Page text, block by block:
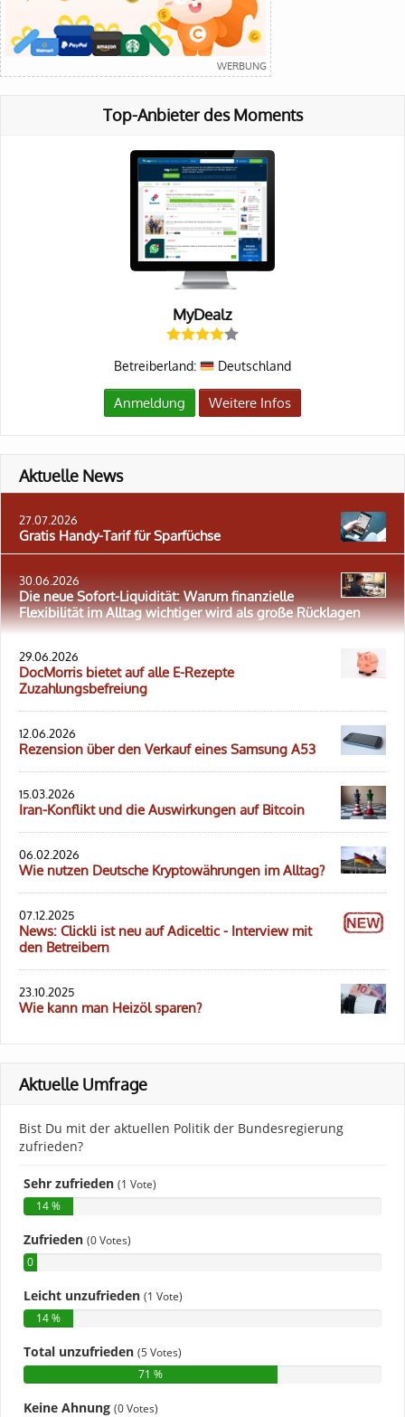
Top-Anbieter des Moments
MyDealz
Betreiberland: Deutschland
Anmeldung Weitere Infos
Aktuelle News
27.07.2026
Gratis Handy-Tarif für Sparfüchse
30.06.2026
Die neue Sofort-Liquidität: Warum finanzielle
Flexibilität im Alltag wichtiger wird als große Rücklagen
29.06.2026
DocMorris bietet auf alle E-Rezepte
Zuzahlungsbefreiung
12.06.2026
Rezension über den Verkauf eines Samsung A53
15.03.2026
Iran-Konflikt und die Auswirkungen auf Bitcoin
06.02.2026
Wie nutzen Deutsche Kryptowährungen im Alltag?
07.12.2025
News: Clickli ist neu auf Adiceltic - Interview mit
den Betreibern
23.10.2025
Wie kann man Heizöl sparen?
Aktuelle Umfrage